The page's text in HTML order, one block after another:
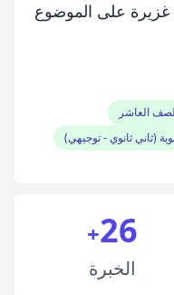
غزيرة على الموضوع
العاشر
(ثاني ثانوي - توجيهي)
26
+
الخبرة